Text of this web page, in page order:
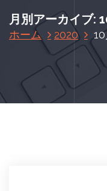
月別アーカイブ:
ホーム 2020 10